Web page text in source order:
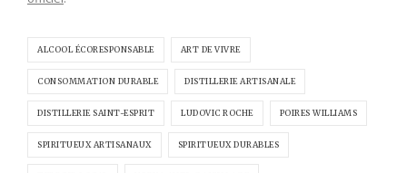
ALCOOL ÉCORESPONSABLE ART DE VIVRE
CONSOMMATION DURABLE DISTILLERIE ARTISANALE
DISTILLERIE SAINT-ESPRIT LUDOVIC ROCHE POIRES WILLIAMS
SPIRITUEUX ARTISANAUX SPIRITUEUX DURABLES